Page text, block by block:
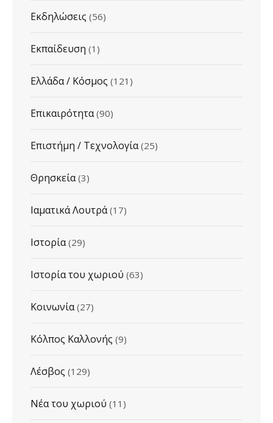
Εκδηλώσεις (56)
Εκπαίδευση (1)
Ελλάδα / Κόσμος (121)
Επικαιρότητα (90)
Επιστήμη / Τεχνολογία (25)
Θρησκεία (3)
Ιαματικά Λουτρά (17)
Ιστορία (29)
Ιστορία του χωριού (63)
Κοινωνία (27)
Κόλπος Καλλονής (9)
Λέσβος (129)
Νέα του χωριού (11)